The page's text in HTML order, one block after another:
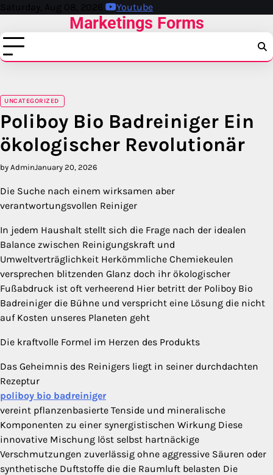
Skip
content
Saturday, Aug 08, 2026 Youtube
Marketings Forms
UNCATEGORIZED
Poliboy Bio Badreiniger Ein
ökologischer Revolutionär
by AdminJanuary 20, 2026
Die Suche nach einem wirksamen aber
verantwortungsvollen Reiniger
In jedem Haushalt stellt sich die Frage nach der idealen
Balance zwischen Reinigungskraft und
Umweltverträglichkeit Herkömmliche Chemiekeulen
versprechen blitzenden Glanz doch ihr ökologischer
Fußabdruck ist oft verheerend Hier betritt der Poliboy Bio
Badreiniger die Bühne und verspricht eine Lösung die nicht
auf Kosten unseres Planeten geht
Die kraftvolle Formel im Herzen des Produkts
Das Geheimnis des Reinigers liegt in seiner durchdachten
Rezeptur
poliboy bio badreiniger
vereint pflanzenbasierte Tenside und mineralische
Komponenten zu einer synergistischen Wirkung Diese
innovative Mischung löst selbst hartnäckige
Verschmutzungen zuverlässig ohne aggressive Säuren oder
synthetische Duftstoffe die die Raumluft belasten Die